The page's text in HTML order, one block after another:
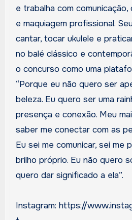
e trabalha com
e maquiagem profissional.
cantar, tocar ukulele e
no balé clássico e
o concurso como uma
“Porque eu não quero ser
beleza. Eu quero ser uma
presença e conexão. Meu
saber me conectar com as
Eu sei me comunicar, sei me
brilho próprio. Eu não quero
quero dar significado a ela”.
Instagram: https://